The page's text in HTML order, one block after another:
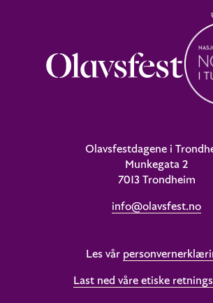
Olavsfestdagene i
Munkegata 2
7013 Trondheim
info@olavsfest.no
Les vår
Last ned våre etiske